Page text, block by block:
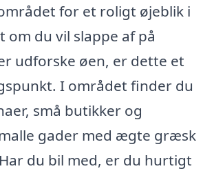
for et roligt øjeblik i
om du vil slappe af på
udforske øen, er dette et
I området finder du
små butikker og
gader med ægte græsk
du bil med, er du hurtigt